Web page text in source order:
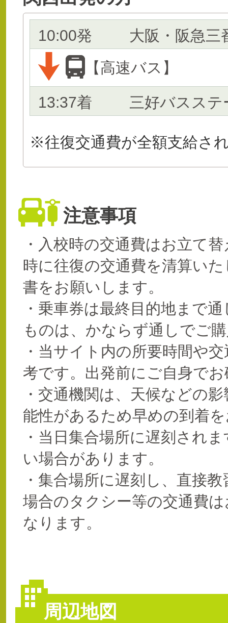
10:00発
大阪・阪急三
【高速バス】
13:37着 三好バスステ
※往復交通費が全額支給さ
注意事項
・入校時の交通費はお立て
時に往復の交通費を清算い
書をお願いします。
・乗車券は最終目的地まで
ものは、かならず通しでご
・当サイト内の所要時間や
考です。出発前にご自身で
・交通機関は、天候などの
能性があるため早めの到着
・当日集合場所に遅刻され
い場合があります。
・集合場所に遅刻し、直接
場合のタクシー等の交通費
なります。
周辺地図